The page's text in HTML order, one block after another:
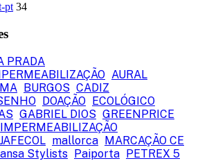
pt 34
PRADA
AURAL
BURGOS CADIZ
DOAÇÃO ECOLÓGICO
GABRIEL DIOS GREENPRICE
IMPERMEABILIZAÇÃO
JAFECOL mallorca MARCAÇÃO CE
Stylists Paiporta PETREX 5